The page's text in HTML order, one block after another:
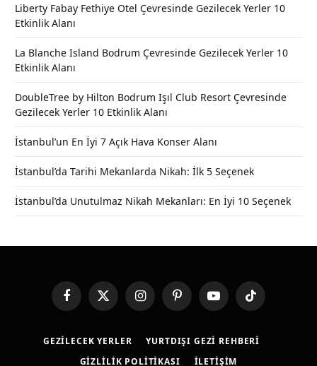
Liberty Fabay Fethiye Otel Çevresinde Gezilecek Yerler 10
Etkinlik Alanı
La Blanche Island Bodrum Çevresinde Gezilecek Yerler 10
Etkinlik Alanı
DoubleTree by Hilton Bodrum Işıl Club Resort Çevresinde
Gezilecek Yerler 10 Etkinlik Alanı
İstanbul’un En İyi 7 Açık Hava Konser Alanı
İstanbul’da Tarihi Mekanlarda Nikah: İlk 5 Seçenek
İstanbul’da Unutulmaz Nikah Mekanları: En İyi 10 Seçenek
FacebookX
(Twitter)
InstagramPinterestYouTubeTikTok
GEZILECEK YERLER
YURTDIŞI GEZI REHBERI
GIZLILIK POLITIKASI
İLETIŞIM